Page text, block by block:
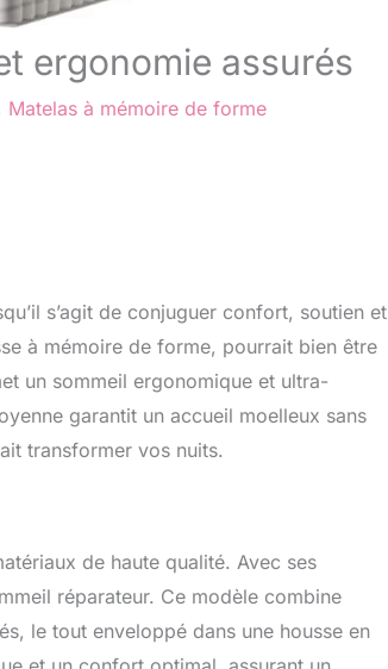
ergonomie assurés
Matelas à mémoire de forme
s’agit de conjuguer confort, soutien et
à mémoire de forme, pourrait bien être
un sommeil ergonomique et ultra-
garantit un accueil moelleux sans
transformer vos nuits.
de haute qualité. Avec ses
réparateur. Ce modèle combine
le tout enveloppé dans une housse en